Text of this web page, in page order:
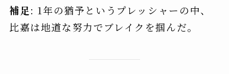
補足: 1年の猶予というプレッシャーの中、
比嘉は地道な努力でブレイクを掴んだ。